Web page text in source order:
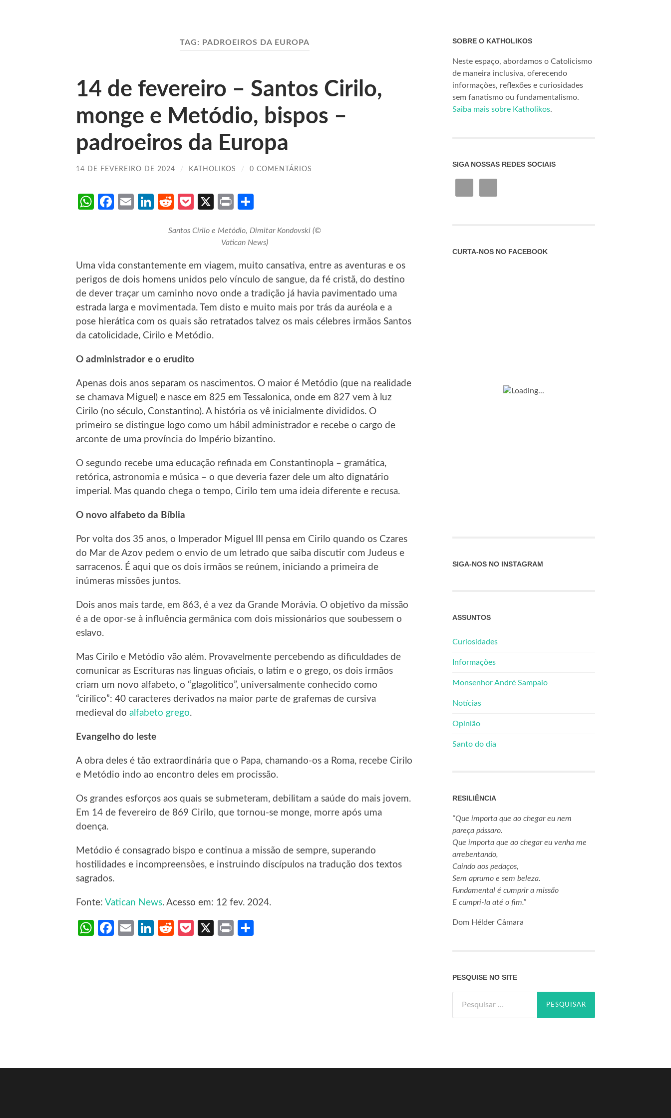
TAG: PADROEIROS DA EUROPA
14 de fevereiro – Santos Cirilo,
monge e Metódio, bispos –
padroeiros da Europa
14 DE FEVEREIRO DE 2024 / KATHOLIKOS / 0 COMENTÁRIOS
WhatsApp
Facebook
EmailLinkedIn
RedditPocket
X Print
Santos Cirilo e Metódio, Dimitar Kondovski (©
Vatican News)
Uma vida constantemente em viagem, muito cansativa, entre as aventuras e os
perigos de dois homens unidos pelo vínculo de sangue, da fé cristã, do destino
de dever traçar um caminho novo onde a tradição já havia pavimentado uma
estrada larga e movimentada. Tem disto e muito mais por trás da auréola e a
pose hierática com os quais são retratados talvez os mais célebres irmãos Santos
da catolicidade, Cirilo e Metódio.
O administrador e o erudito
Apenas dois anos separam os nascimentos. O maior é Metódio (que na realidade
se chamava Miguel) e nasce em 825 em Tessalonica, onde em 827 vem à luz
Cirilo (no século, Constantino). A história os vê inicialmente divididos. O
primeiro se distingue logo como um hábil administrador e recebe o cargo de
arconte de uma província do Império bizantino.
O segundo recebe uma educação refinada em Constantinopla – gramática,
retórica, astronomia e música – o que deveria fazer dele um alto dignatário
imperial. Mas quando chega o tempo, Cirilo tem uma ideia diferente e recusa.
O novo alfabeto da Bíblia
Por volta dos 35 anos, o Imperador Miguel III pensa em Cirilo quando os Czares
do Mar de Azov pedem o envio de um letrado que saiba discutir com Judeus e
sarracenos. É aqui que os dois irmãos se reúnem, iniciando a primeira de
inúmeras missões juntos.
Dois anos mais tarde, em 863, é a vez da Grande Morávia. O objetivo da missão
é a de opor-se à influência germânica com dois missionários que soubessem o
eslavo.
Mas Cirilo e Metódio vão além. Provavelmente percebendo as dificuldades de
comunicar as Escrituras nas línguas oficiais, o latim e o grego, os dois irmãos
criam um novo alfabeto, o “glagolítico”, universalmente conhecido como
“cirílico”: 40 caracteres derivados na maior parte de grafemas de cursiva
medieval do alfabeto grego.
Evangelho do leste
A obra deles é tão extraordinária que o Papa, chamando-os a Roma, recebe Cirilo
e Metódio indo ao encontro deles em procissão.
Os grandes esforços aos quais se submeteram, debilitam a saúde do mais jovem.
Em 14 de fevereiro de 869 Cirilo, que tornou-se monge, morre após uma
doença.
Metódio é consagrado bispo e continua a missão de sempre, superando
hostilidades e incompreensões, e instruindo discípulos na tradução dos textos
sagrados.
Fonte: Vatican News. Acesso em: 12 fev. 2024.
WhatsApp
Facebook
EmailLinkedIn
RedditPocket
X Print
SOBRE O KATHOLIKOS
Neste espaço, abordamos o Catolicismo
de maneira inclusiva, oferecendo
informações, reflexões e curiosidades
sem fanatismo ou fundamentalismo.
Saiba mais sobre Katholikos.
SIGA NOSSAS REDES SOCIAIS
CURTA-NOS NO FACEBOOK
SIGA-NOS NO INSTAGRAM
ASSUNTOS
Curiosidades
Informações
Monsenhor André Sampaio
Notícias
Opinião
Santo do dia
RESILIÊNCIA
“Que importa que ao chegar eu nem
pareça pássaro.
Que importa que ao chegar eu venha me
arrebentando,
Caindo aos pedaços,
Sem aprumo e sem beleza.
Fundamental é cumprir a missão
E cumpri-la até o fim.”
Dom Hélder Câmara
PESQUISE NO SITE
por: